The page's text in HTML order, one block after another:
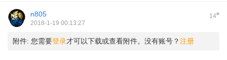
14#
n805
2018-1-19 00:13:27
附件: 您需要登录才可以下载或查看附件。没有账号？注册